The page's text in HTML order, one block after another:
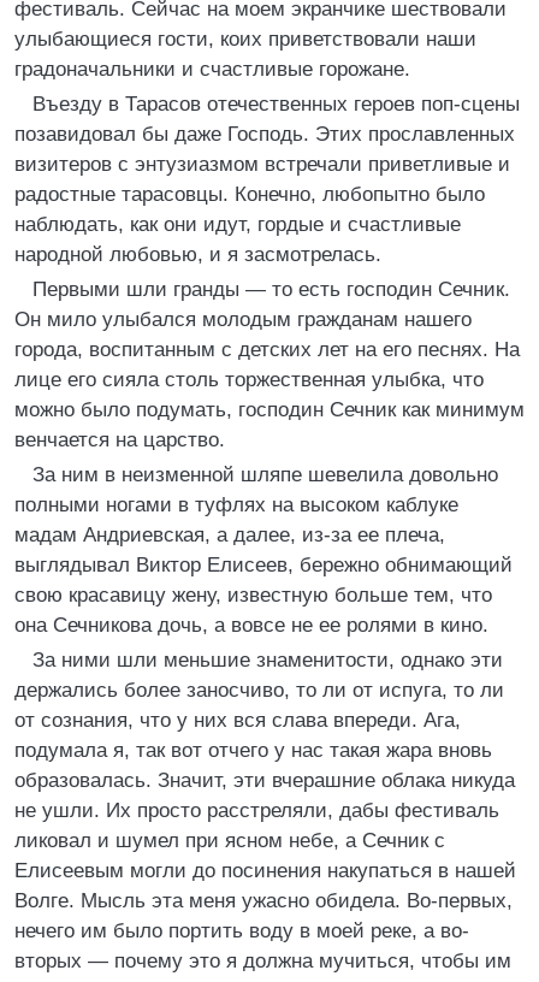
фестиваль. Сейчас на моем экранчике шествовали
улыбающиеся гости, коих приветствовали наши
градоначальники и счастливые горожане.
Въезду в Тарасов отечественных героев поп-сцены
позавидовал бы даже Господь. Этих прославленных
визитеров с энтузиазмом встречали приветливые и
радостные тарасовцы. Конечно, любопытно было
наблюдать, как они идут, гордые и счастливые
народной любовью, и я засмотрелась.
Первыми шли гранды — то есть господин Сечник.
Он мило улыбался молодым гражданам нашего
города, воспитанным с детских лет на его песнях. На
лице его сияла столь торжественная улыбка, что
можно было подумать, господин Сечник как минимум
венчается на царство.
За ним в неизменной шляпе шевелила довольно
полными ногами в туфлях на высоком каблуке
мадам Андриевская, а далее, из-за ее плеча,
выглядывал Виктор Елисеев, бережно обнимающий
свою красавицу жену, известную больше тем, что
она Сечникова дочь, а вовсе не ее ролями в кино.
За ними шли меньшие знаменитости, однако эти
держались более заносчиво, то ли от испуга, то ли
от сознания, что у них вся слава впереди. Ага,
подумала я, так вот отчего у нас такая жара вновь
образовалась. Значит, эти вчерашние облака никуда
не ушли. Их просто расстреляли, дабы фестиваль
ликовал и шумел при ясном небе, а Сечник с
Елисеевым могли до посинения накупаться в нашей
Волге. Мысль эта меня ужасно обидела. Во-первых,
нечего им было портить воду в моей реке, а во-
вторых — почему это я должна мучиться, чтобы им